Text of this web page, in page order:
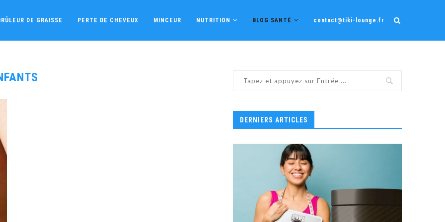
DE GRAISSE PERTE DE CHEVEUX MINCEUR NUTRITION BLOG SANTÉ contact@tiki-lounge.fr
DERNIERS ARTICLES